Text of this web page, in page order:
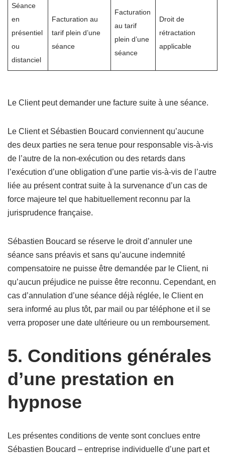
Séance
en
présentiel
ou
distanciel
Facturation au
tarif plein d’une
séance
Facturation
au tarif
plein d’une
séance
Droit de
rétractation
applicable
Le Client peut demander une facture suite à une séance.
Le Client et Sébastien Boucard conviennent qu’aucune
des deux parties ne sera tenue pour responsable vis-à-vis
de l’autre de la non-exécution ou des retards dans
l’exécution d’une obligation d’une partie vis-à-vis de l’autre
liée au présent contrat suite à la survenance d’un cas de
force majeure tel que habituellement reconnu par la
jurisprudence française.
Sébastien Boucard se réserve le droit d’annuler une
séance sans préavis et sans qu’aucune indemnité
compensatoire ne puisse être demandée par le Client, ni
qu’aucun préjudice ne puisse être reconnu. Cependant, en
cas d’annulation d’une séance déjà réglée, le Client en
sera informé au plus tôt, par mail ou par téléphone et il se
verra proposer une date ultérieure ou un remboursement.
5. Conditions générales
d’une prestation en
hypnose
Les présentes conditions de vente sont conclues entre
Sébastien Boucard – entreprise individuelle d’une part et